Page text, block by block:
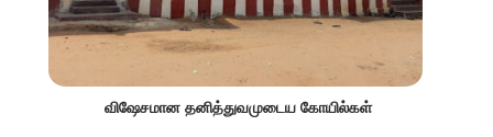
விஷேசமான தனித்துவமுடைய கோயில்கள்